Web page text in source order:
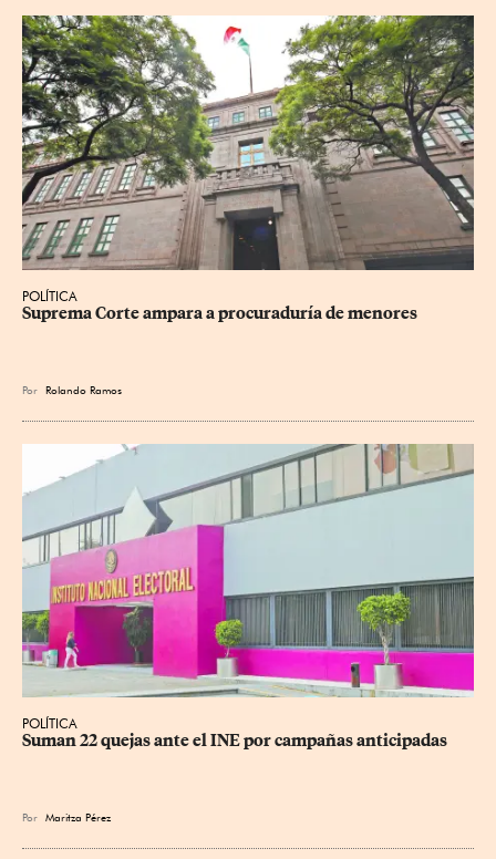
POLÍTICA
Suprema Corte ampara a procuraduría de menores
Por Rolando Ramos
POLÍTICA
Suman 22 quejas ante el INE por campañas anticipadas
Por Maritza Pérez